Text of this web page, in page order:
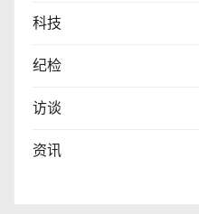
科技
纪检
访谈
资讯